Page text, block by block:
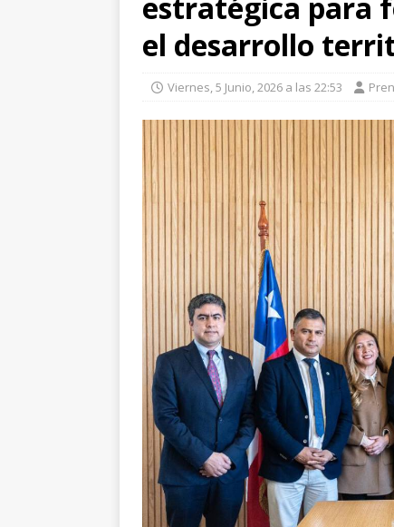
estratégica para
el desarrollo
Viernes, 5 Junio, 2026 a las 22:53